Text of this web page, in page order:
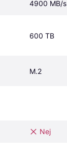
4900 MB/s
600 TB
M.2
Nej